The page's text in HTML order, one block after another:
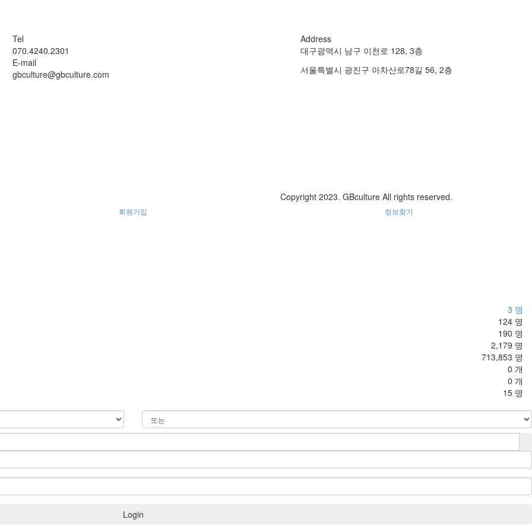
Tel
070.4240.2301
E-mail
gbculture@gbculture.com
Address
대구광역시 남구 이천로 128, 3층
서울특별시 광진구 아차산로78길 56, 2층
Copyright 2023. GBculture All rights reserved.
회원가입 정보찾기
3 명
124 명
190 명
2,179 명
713,853 명
0 개
0 개
15 명
Login